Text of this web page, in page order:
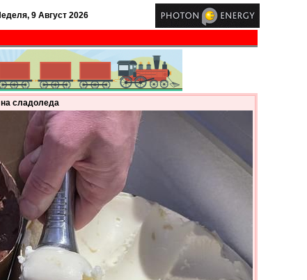
9 Август 2026
на сладоледа